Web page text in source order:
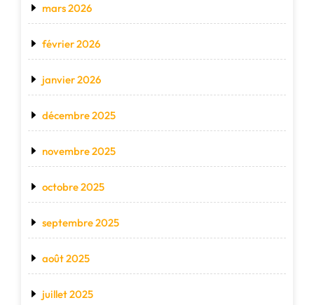
mars 2026
février 2026
janvier 2026
décembre 2025
novembre 2025
octobre 2025
septembre 2025
août 2025
juillet 2025